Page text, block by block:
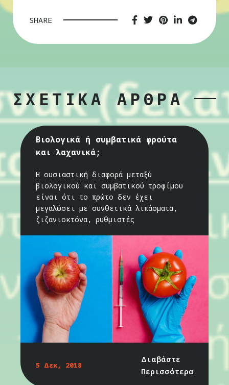
SHARE
ΣΧΕΤΙΚΑ ΑΡΘΡΑ
Βιολογικά ή συμβατικά φρούτα
και λαχανικά;
Η ουσιαστική διαφορά μεταξύ
βιολογικού και συμβατικού τροφίμου
είναι ότι το πρώτο δεν έχει
μεγαλώσει με συνθετικά λιπάσματα,
ζιζανιοκτόνα, ρυθμιστές
5 Δεκ, 2018
Διαβάστε
Περισσότερα